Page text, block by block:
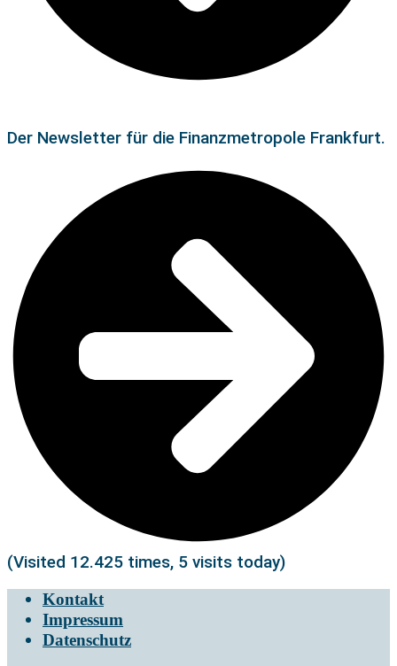
Der Newsletter für die Finanzmetropole Frankfurt.
(Visited 12.425 times, 5 visits today)
Kontakt
Impressum
Datenschutz